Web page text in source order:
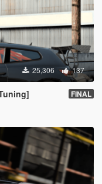
25,306 137
FINAL